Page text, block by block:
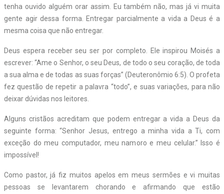
tenha ouvido alguém orar assim. Eu também não, mas já vi muita
gente agir dessa forma. Entregar parcialmente a vida a Deus é a
mesma coisa que não entregar.
Deus espera receber seu ser por completo. Ele inspirou Moisés a
escrever: “Ame o Senhor, o seu Deus, de todo o seu coração, de toda
a sua alma e de todas as suas forças” (Deuteronômio 6:5). O profeta
fez questão de repetir a palavra “todo”, e suas variações, para não
deixar dúvidas nos leitores.
Alguns cristãos acreditam que podem entregar a vida a Deus da
seguinte forma: “Senhor Jesus, entrego a minha vida a Ti, com
exceção do meu computador, meu namoro e meu celular.” Isso é
impossível!
Como pastor, já fiz muitos apelos em meus sermões e vi muitas
pessoas se levantarem chorando e afirmando que estão